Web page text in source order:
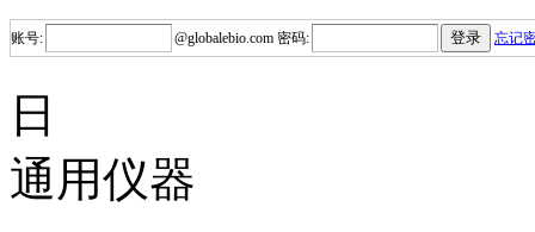
账号: @globalebio.com 密码: 忘记
日
通用仪器